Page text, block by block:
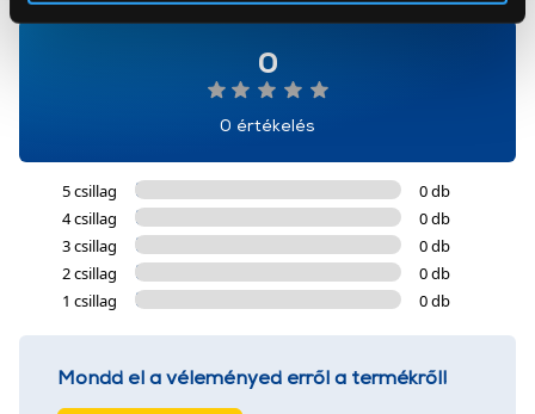
cookie-k személyazonosítására nem alkalmasak,
szolgáltatásaink biztosításához szükségesek. Az oldal
használatával Ön elfogadja a cookie-k használatát.
0
0 értékelés
5 csillag
0 db
4 csillag
0 db
3 csillag
0 db
2 csillag
0 db
1 csillag
0 db
Mondd el a véleményed erről a termékről!